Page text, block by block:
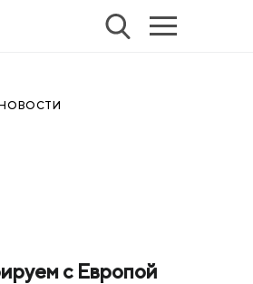
с Европой